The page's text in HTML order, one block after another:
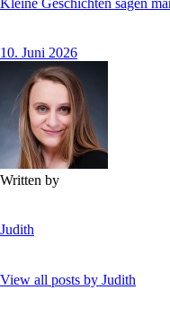
10. Juni 2026
Written by
Judith
View all posts by Judith